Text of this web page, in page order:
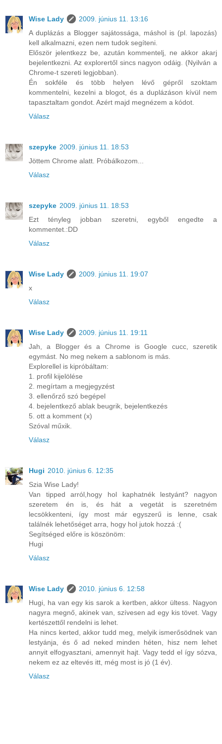
Wise Lady
2009. június 11. 13:16
A duplázás a Blogger sajátossága, máshol is (pl. lapozás)
kell alkalmazni, ezen nem tudok segíteni.
Először jelentkezz be, azután kommentelj, ne akkor akarj
bejelentkezni. Az explorertől sincs nagyon odáig. (Nyilván a
Chrome-t szereti legjobban).
Én sokféle és több helyen lévő gépről szoktam
kommentelni, kezelni a blogot, és a duplázáson kívül nem
tapasztaltam gondot. Azért majd megnézem a kódot.
Válasz
szepyke 2009. június 11. 18:53
Jöttem Chrome alatt. Próbálkozom...
Válasz
szepyke 2009. június 11. 18:53
Ezt tényleg jobban szeretni, egyből engedte a
kommentet.:DD
Válasz
Wise Lady
2009. június 11. 19:07
x
Válasz
Wise Lady
2009. június 11. 19:11
Jah, a Blogger és a Chrome is Google cucc, szeretik
egymást. No meg nekem a sablonom is más.
Explorellel is kipróbáltam:
1. profil kijelölése
2. megírtam a megjegyzést
3. ellenőrző szó begépel
4. bejelentkező ablak beugrik, bejelentkezés
5. ott a komment (x)
Szóval műxik.
Válasz
Hugi 2010. június 6. 12:35
Szia Wise Lady!
Van tipped arról,hogy hol kaphatnék lestyánt? nagyon
szeretem én is, és hát a vegetát is szeretném
lecsökkenteni, így most már egyszerű is lenne, csak
találnék lehetőséget arra, hogy hol jutok hozzá :(
Segítséged előre is köszönöm:
Hugi
Válasz
Wise Lady
2010. június 6. 12:58
Hugi, ha van egy kis sarok a kertben, akkor ültess. Nagyon
nagyra megnő, akinek van, szívesen ad egy kis tövet. Vagy
kertészettől rendelni is lehet.
Ha nincs kerted, akkor tudd meg, melyik ismerősödnek van
lestyánja, és ő ad neked minden héten, hisz nem lehet
annyit elfogyasztani, amennyit hajt. Vagy tedd el így sózva,
nekem ez az eltevés itt, még most is jó (1 év).
Válasz